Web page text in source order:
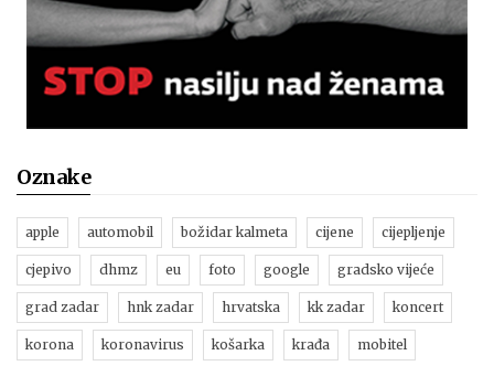
Oznake
apple automobil božidar kalmeta cijene cijepljenje
cjepivo dhmz eu foto google gradsko vijeće
grad zadar hnk zadar hrvatska kk zadar koncert
korona koronavirus košarka krađa mobitel